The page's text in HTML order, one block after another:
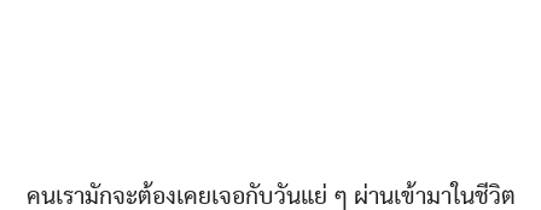
คนเรามักจะต้องเคยเจอกับวันแย่ ๆ ผ่านเข้ามาในชีวิต